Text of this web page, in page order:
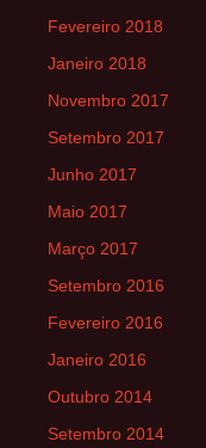
Fevereiro 2018
Janeiro 2018
Novembro 2017
Setembro 2017
Junho 2017
Maio 2017
Março 2017
Setembro 2016
Fevereiro 2016
Janeiro 2016
Outubro 2014
Setembro 2014